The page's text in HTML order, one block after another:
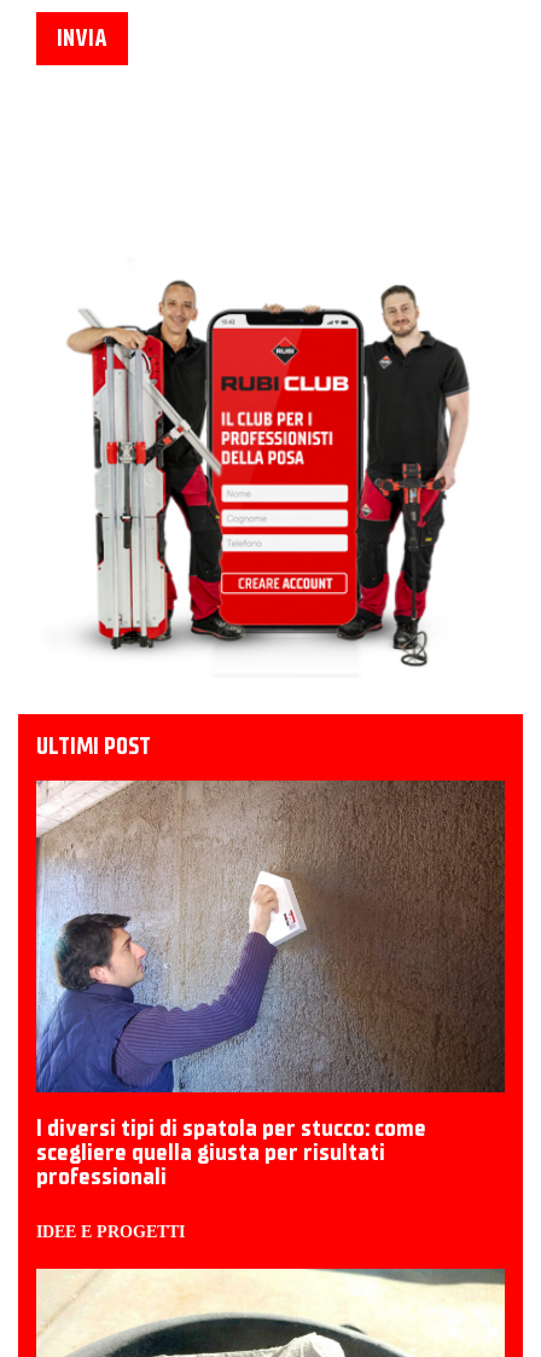
ULTIMI POST
I diversi tipi di spatola per stucco: come
scegliere quella giusta per risultati
professionali
IDEE E PROGETTI